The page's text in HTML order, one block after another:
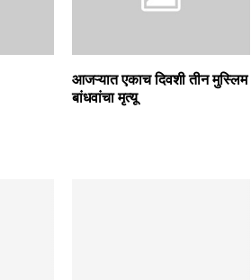
आजऱ्यात एकाच दिवशी तीन मुस्लिम
बांधवांचा मृत्यू